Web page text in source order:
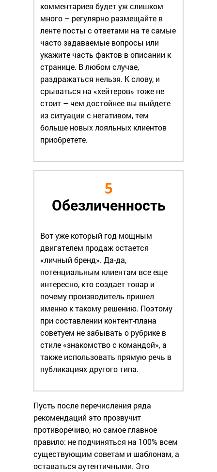
комментариев будет уж слишком
много – регулярно размещайте в
ленте посты с ответами на те самые
часто задаваемые вопросы или
укажите часть фактов в описании к
странице. В любом случае,
раздражаться нельзя. К слову, и
срываться на «хейтеров» тоже не
стоит – чем достойнее вы выйдете
из ситуации с негативом, тем
больше новых лояльных клиентов
приобретете.
5
Обезличенность
Вот уже который год мощным
двигателем продаж остается
«личный бренд». Да-да,
потенциальным клиентам все еще
интересно, кто создает товар и
почему производитель пришел
именно к такому решению. Поэтому
при составлении контент-плана
советуем не забывать о рубрике в
стиле «знакомство с командой», а
также использовать прямую речь в
публикациях другого типа.
Пусть после перечисления ряда
рекомендаций это прозвучит
противоречиво, но самое главное
правило: не подчиняться на 100% всем
существующим советам и шаблонам, а
оставаться аутентичными. Это